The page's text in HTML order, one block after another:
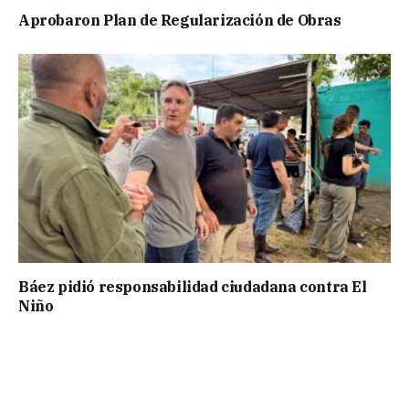
Aprobaron Plan de Regularización de Obras
Báez pidió responsabilidad ciudadana contra El
Niño